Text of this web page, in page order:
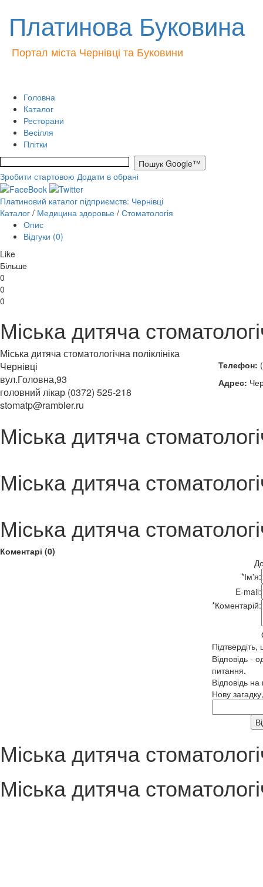
Платинова Буковина
Портал міста Чернівці та Буковини
Головна
Каталог
Ресторани
Весілля
Плітки
Зробити стартовою Додати в обрані
Платиновий каталог підприємств: Чернівці
Каталог / Медицина здоровье / Стоматологія
Опис
Відгуки (0)
Like
Більше
0
0
0
Міська дитяча
Телефон:
Адрес:
Міська дитяча стоматологічна поліклініка
Чернівці
вул.Головна,93
головний лікар (0372) 525-218
stomatp@rambler.ru
Міська дитяча
Міська дитяча
Міська дитяча
Коментарі (0)
*Ім'я:
E-mail:
*Коментарій:
Відповідь -
питання.
Відповідь
Нову
Міська дитяча
Міська дитяча